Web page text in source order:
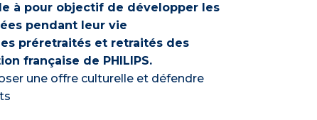
à pour objectif de développer les
pendant leur vie
préretraités et retraités des
française de PHILIPS.
une offre culturelle et défendre